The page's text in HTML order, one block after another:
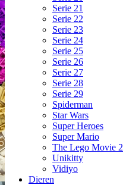
Serie 21
Serie 22
Serie 23
Serie 24
Serie 25
Serie 26
Serie 27
Serie 28
Serie 29
Spiderman
Star Wars
Super Heroes
Super Mario
The Lego Movie 2
Unikitty
Vidiyo
Dieren